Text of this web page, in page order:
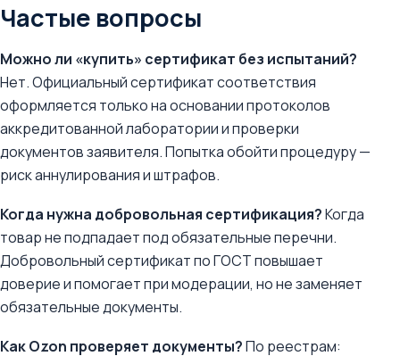
Частые вопросы
Можно ли «купить» сертификат без испытаний?
Нет. Официальный сертификат соответствия
оформляется только на основании протоколов
аккредитованной лаборатории и проверки
документов заявителя. Попытка обойти процедуру —
риск аннулирования и штрафов.
Когда нужна добровольная сертификация?Когда
товар не подпадает под обязательные перечни.
Добровольный сертификат по ГОСТ повышает
доверие и помогает при модерации, но не заменяет
обязательные документы.
Как Ozon проверяет документы?По реестрам: